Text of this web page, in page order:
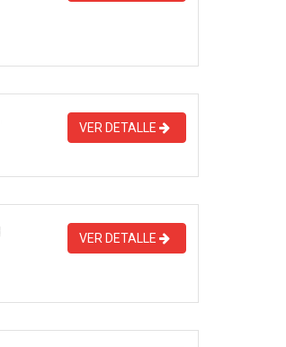
VER DETALLE
VER DETALLE